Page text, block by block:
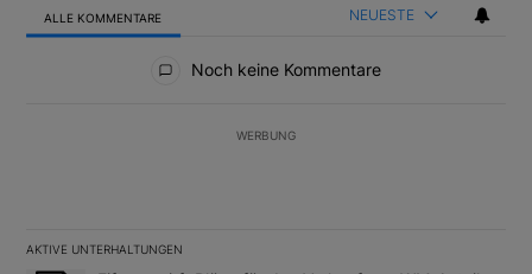
ALLE KOMMENTARE NEUESTE
Noch keine Kommentare
WERBUNG
AKTIVE UNTERHALTUNGEN
Das Folgende ist eine Liste der am meisten kommentierten